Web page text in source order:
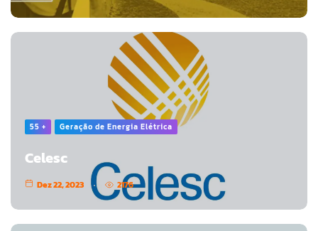
55 + Geração de Energia Elétrica
Celesc
Dez 22, 2023 2176